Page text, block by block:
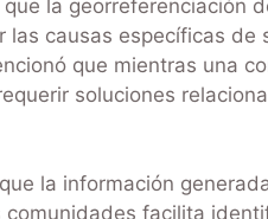
la georreferenciación
las causas específicas
que mientras una
soluciones
la información
comunidades facilita